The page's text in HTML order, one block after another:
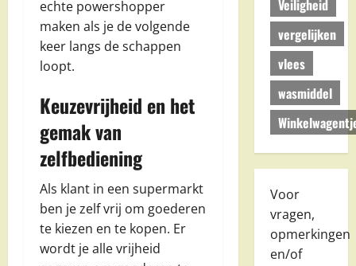
echte powershopper
maken als je de volgende
keer langs de schappen
loopt.
Keuzevrijheid en het
gemak van
zelfbediening
Als klant in een supermarkt
ben je zelf vrij om goederen
te kiezen en te kopen. Er
wordt je alle vrijheid
Veiligheid
vergelijken
vlees
wasmiddel
Voor
vragen,
opmerkingen
en/of